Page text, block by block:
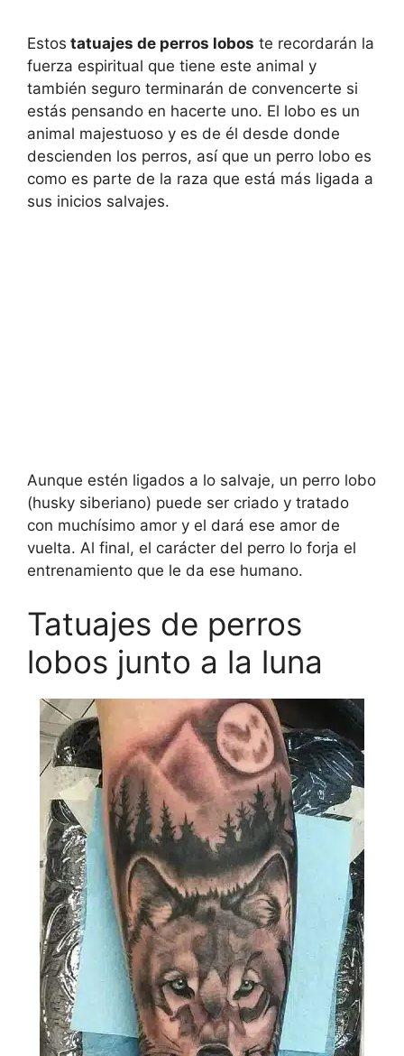
Estos tatuajes de perros lobos te recordarán la
fuerza espiritual que tiene este animal y
también seguro terminarán de convencerte si
estás pensando en hacerte uno. El lobo es un
animal majestuoso y es de él desde donde
descienden los perros, así que un perro lobo es
como es parte de la raza que está más ligada a
sus inicios salvajes.
Aunque estén ligados a lo salvaje, un perro lobo
(husky siberiano) puede ser criado y tratado
con muchísimo amor y el dará ese amor de
vuelta. Al final, el carácter del perro lo forja el
entrenamiento que le da ese humano.
Tatuajes de perros
lobos junto a la luna